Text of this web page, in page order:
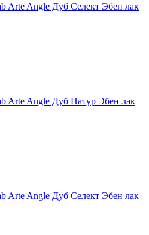
Arte Angle Дуб Селект Эбен лак
Arte Angle Дуб Натур Эбен лак
Arte Angle Дуб Селект Эбен лак